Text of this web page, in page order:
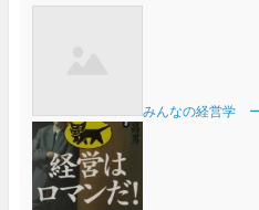
みんなの経営学